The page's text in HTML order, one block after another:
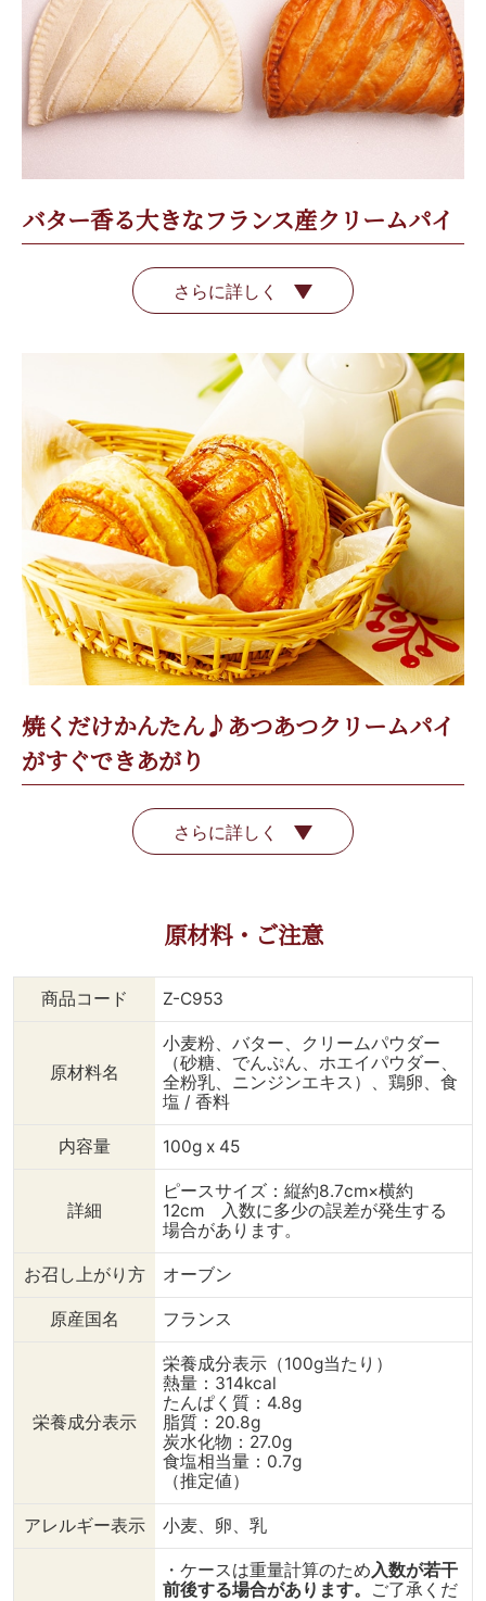
バター香る大きなフランス産クリームパイ
さらに詳しく
焼くだけかんたん♪あつあつクリームパイ
がすぐできあがり
さらに詳しく
原材料・ご注意
商品コード Z-C953
原材料名
小麦粉、バター、クリームパウダー
（砂糖、でんぷん、ホエイパウダー、
全粉乳、ニンジンエキス）、鶏卵、食
塩 / 香料
内容量 100g x 45
詳細
ピースサイズ：縦約8.7cm×横約
12cm 入数に多少の誤差が発生する
場合があります。
お召し上がり方 オーブン
原産国名 フランス
栄養成分表示
栄養成分表示（100g当たり）
熱量：314kcal
たんぱく質：4.8g
脂質：20.8g
炭水化物：27.0g
食塩相当量：0.7g
（推定値）
アレルギー表示 小麦、卵、乳
・ケースは重量計算のため入数が若干
前後する場合があります。
ご了承くだ